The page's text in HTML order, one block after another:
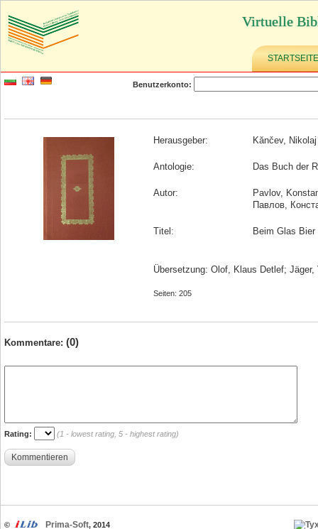
Virtuelle
STARTSEITE
Benutzerkonto:
Herausgeber: Kănčev, Nikolaj
Antologie: Das Buch der
Autor:
Pavlov,
Павлов,
Titel: Beim Glas Bier
Übersetzung: Olof, Klaus Detlef; Jäger,
Seiten: 205
Kommentare: (0)
Rating: (1 - lowest rating, 5 - highest rating)
Kommentieren
© Prima-Soft, 2014